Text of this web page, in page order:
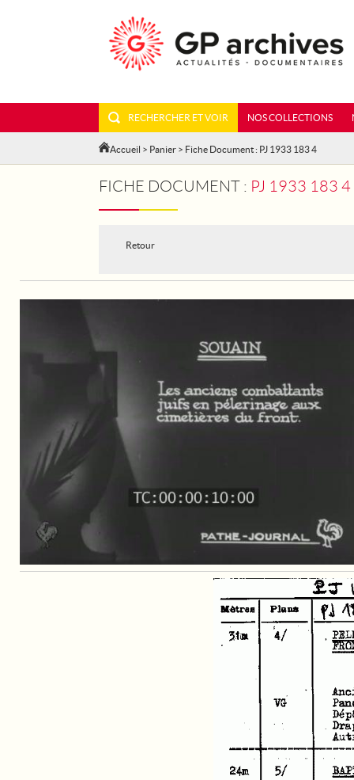
RECHERCHER ET VOIR NOS COLLECTIONS
Accueil > Panier > Fiche Document : PJ 1933 183 4
FICHE DOCUMENT : PJ 1933 183 4
Retour